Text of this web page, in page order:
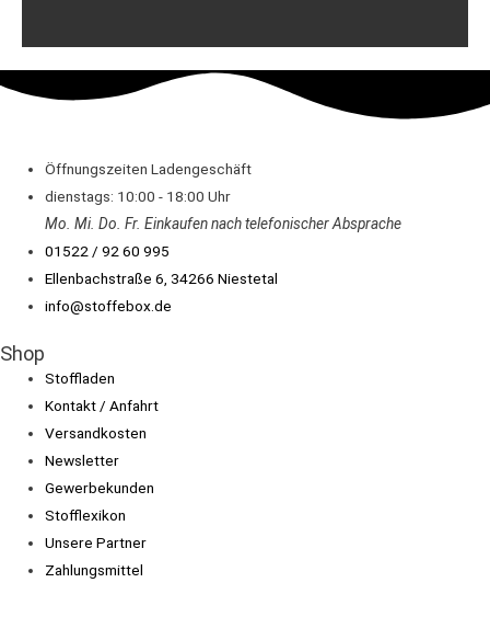
Öffnungszeiten Ladengeschäft
dienstags: 10:00 - 18:00 Uhr
Mo. Mi. Do.Fr. Einkaufennach telefonischer Absprache
01522 / 92 60 995
Ellenbachstraße 6, 34266 Niestetal
info@stoffebox.de
Shop
Stoffladen
Kontakt / Anfahrt
Versandkosten
Newsletter
Gewerbekunden
Stofflexikon
Unsere Partner
Zahlungsmittel